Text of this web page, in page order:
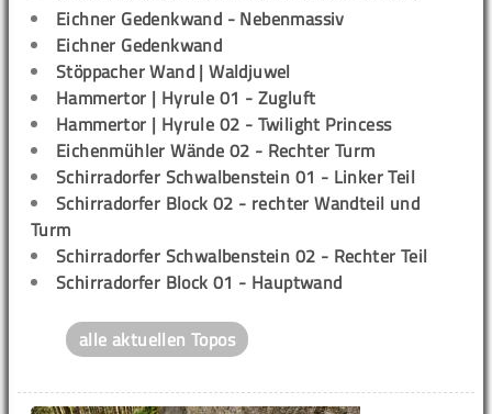
Eichner Gedenkwand - Nebenmassiv
Eichner Gedenkwand
Stöppacher Wand | Waldjuwel
Hammertor | Hyrule 01 - Zugluft
Hammertor | Hyrule 02 - Twilight Princess
Eichenmühler Wände 02 - Rechter Turm
Schirradorfer Schwalbenstein 01 - Linker Teil
Schirradorfer Block 02 - rechter Wandteil und
Turm
Schirradorfer Schwalbenstein 02 - Rechter Teil
Schirradorfer Block 01 - Hauptwand
alle aktuellen Topos